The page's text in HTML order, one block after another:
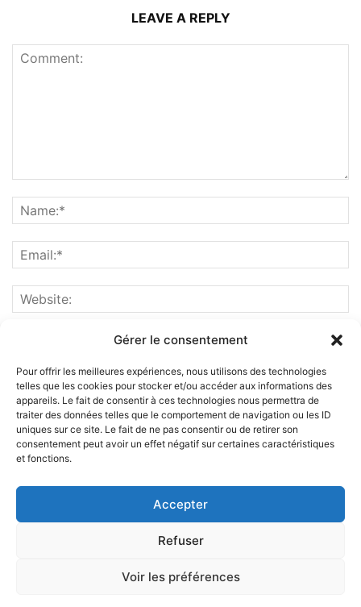
Gérer le consentement
Pour offrir les meilleures expériences, nous utilisons des technologies
telles que les cookies pour stocker et/ou accéder aux informations des
appareils. Le fait de consentir à ces technologies nous permettra de
traiter des données telles que le comportement de navigation ou les ID
uniques sur ce site. Le fait de ne pas consentir ou de retirer son
consentement peut avoir un effet négatif sur certaines caractéristiques
et fonctions.
Accepter
Refuser
Voir les préférences
LEAVE A REPLY
ABOUT US
FOLLOW US